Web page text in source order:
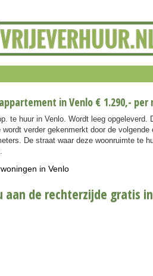
in Venlo € 1.290,- per
te huur in Venlo. Wordt leeg opgeleverd.
wordt verder gekenmerkt door de
De straat waar deze woonruimte te
in Venlo
aan de rechterzijde gratis in